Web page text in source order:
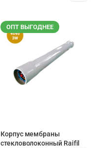
ОПТ ВЫГОДНЕЕ
Корпус мембраны
стекловолоконный Raifil